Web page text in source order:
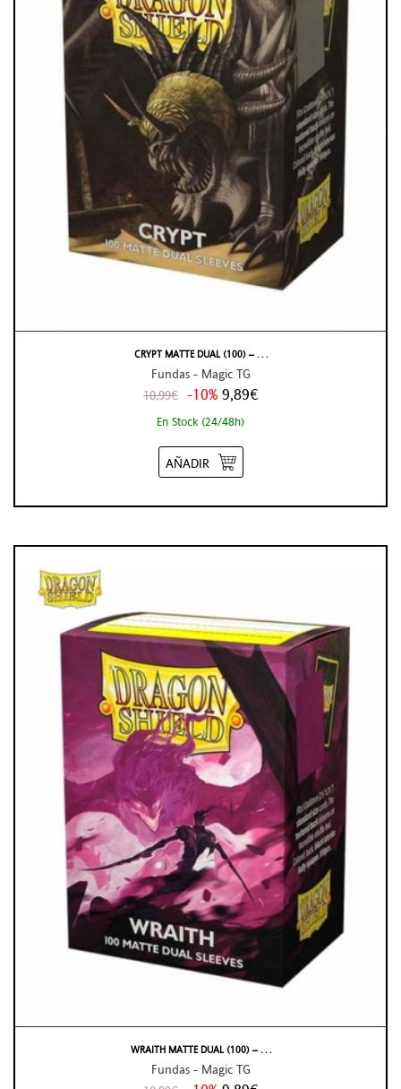
CRYPT MATTE DUAL (100) – . . .
Fundas - Magic TG
10,99€ -10% 9,89€
En Stock (24/48h)
AÑADIR
WRAITH MATTE DUAL (100) – . . .
Fundas - Magic TG